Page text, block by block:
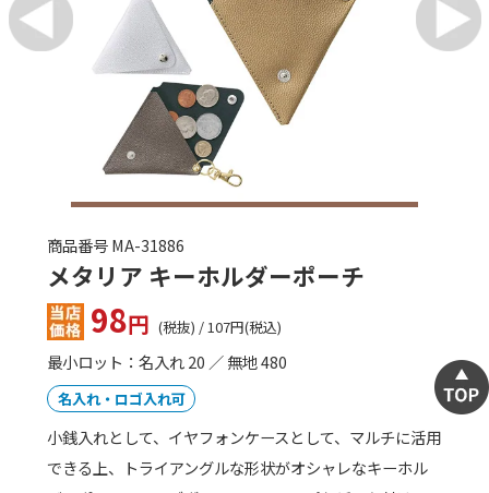
商品番号 KILA-10053
オリジナル手ぬぐい（反応染め）
価格はお問い合わせ下さい
最小ロット：50
名入れ・ロゴ入れ可
綿100%素材で柔らかい風合いの本格的な反応染め手ぬぐ
い。インクがしっかり生地を通り抜けるので、裏も表も